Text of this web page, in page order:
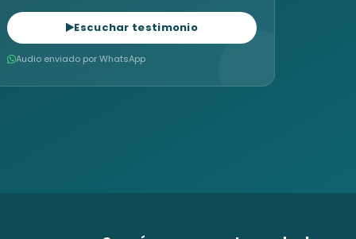
Escuchar testimonio
Audio enviado por WhatsApp